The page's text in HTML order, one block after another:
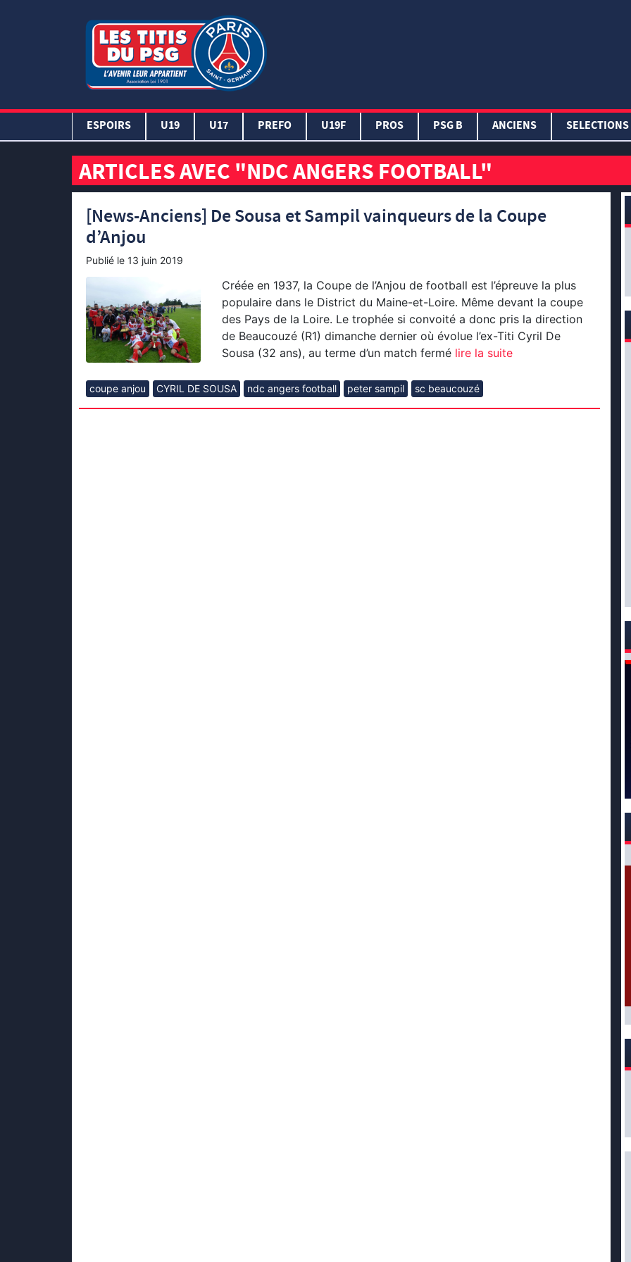
ESPOIRS U19 U17 PREFO U19F PROS PSG B ANCIENS SELECTIONS
ARTICLES AVEC "NDC ANGERS FOOTBALL"
[News-Anciens] De Sousa et Sampil vainqueurs de la Coupe
d’Anjou
Publié le 13 juin 2019
Créée en 1937, la Coupe de l’Anjou de football est l’épreuve la plus
populaire dans le District du Maine-et-Loire. Même devant la coupe
des Pays de la Loire. Le trophée si convoité a donc pris la direction
de Beaucouzé (R1) dimanche dernier où évolue l’ex-Titi Cyril De
Sousa (32 ans), au terme d’un match fermélire la suite
coupe anjou CYRIL DE SOUSA ndc angers football peter sampil sc beaucouzé